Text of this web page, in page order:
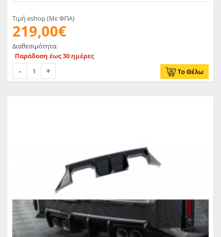
Τιμή eshop (Με ΦΠΑ)
219,00€
Διαθεσιμότητα:
Παράδοση έως 30 ημέρες
Το Θέλω